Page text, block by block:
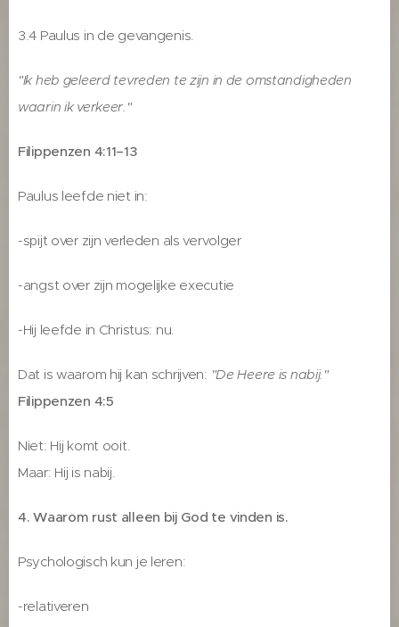
3.4 Paulus in de gevangenis.
"Ik heb geleerd tevreden te zijn in de omstandigheden
waarin ik verkeer."
Filippenzen 4:11–13
Paulus leefde niet in:
-spijt over zijn verleden als vervolger
-angst over zijn mogelijke executie
-Hij leefde in Christus: nu.
Dat is waarom hij kan schrijven: "De Heere is nabij."
Filippenzen 4:5
Niet: Hij komt ooit.
Maar: Hij is nabij.
4. Waarom rust alleen bij God te vinden is.
Psychologisch kun je leren:
-relativeren